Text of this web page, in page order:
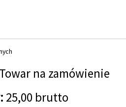
Towar na zamówienie
25,00 brutto